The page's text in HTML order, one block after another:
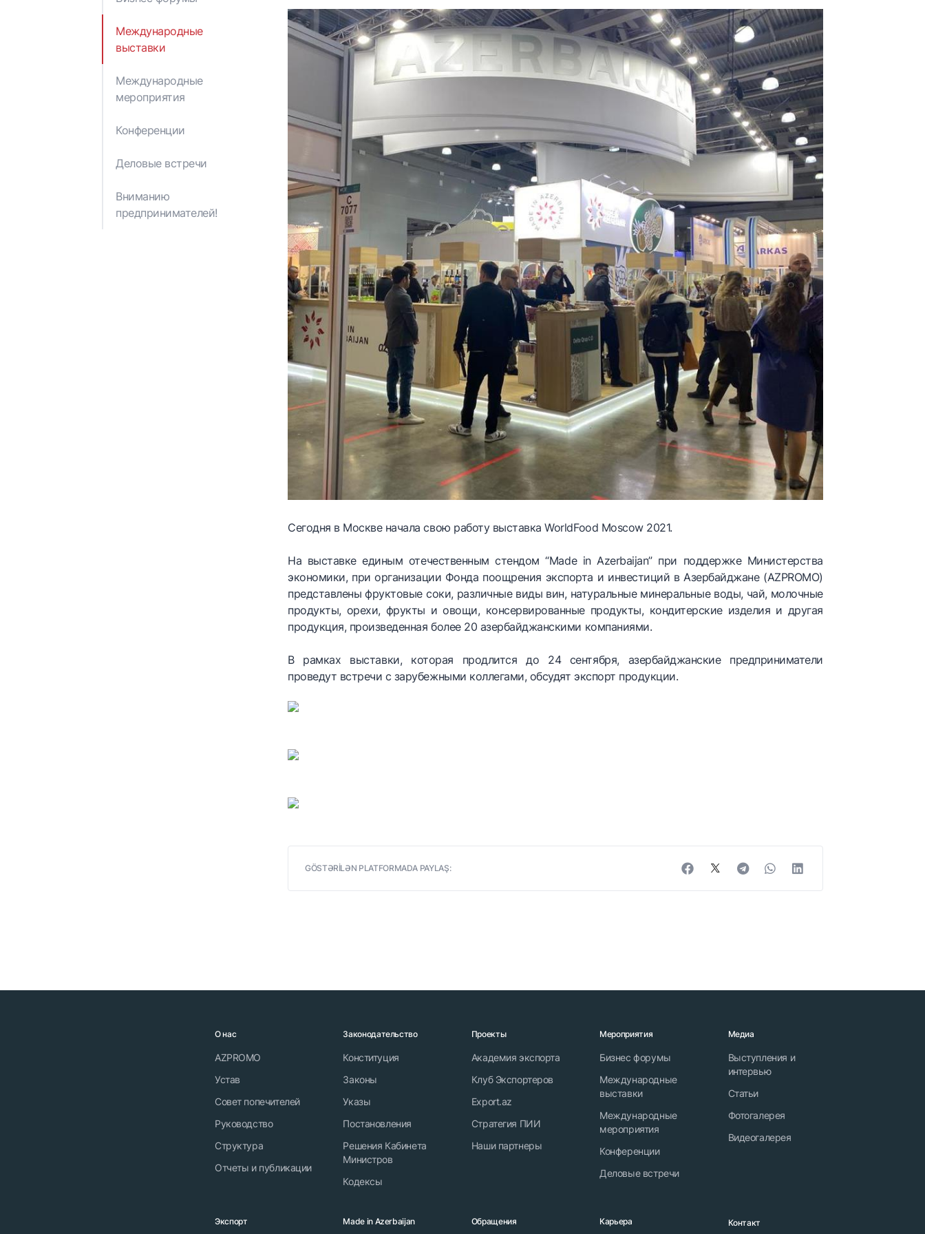
Отчеты и публикации
Азербайджанской
Международные
выставки
Международные
мероприятия
Конференции
Деловые встречи
Вниманию
предпринимателей!
Сегодня в Москве начала свою работу выставка WorldFood Moscow 2021.
На выставке единым отечественным стендом “Made in Azerbaijan” при поддержке Министерства
экономики, при организации Фонда поощрения экспорта и инвестиций в Азербайджане (AZPROMO)
представлены фруктовые соки, различные виды вин, натуральные минеральные воды, чай, молочные
продукты, орехи, фрукты и овощи, консервированные продукты, кондитерские изделия и другая
продукция, произведенная более 20 азербайджанскими компаниями.
В рамках выставки, которая продлится до 24 сентября, азербайджанские предприниматели
проведут встречи с зарубежными коллегами, обсудят экспорт продукции.
GÖSTƏRİLƏN PLATFORMADA PAYLAŞ:
О нас
AZPROMO
Устав
Совет попечителей
Руководство
Структура
Отчеты и публикации
Законодательство
Конституция
Законы
Указы
Постановления
Решения Кабинета
Министров
Кодексы
Проекты
Академия экспорта
Клуб Экспортеров
Export.az
Стратегия ПИИ
Наши партнеры
Мероприятия
Бизнес форумы
Международные
выставки
Международные
мероприятия
Конференции
Деловые встречи
Медиа
Выступления и
интервью
Статьи
Фотогалерея
Видеогалерея
Экспорт Made in Azerbaijan Обращения Карьера Контакт